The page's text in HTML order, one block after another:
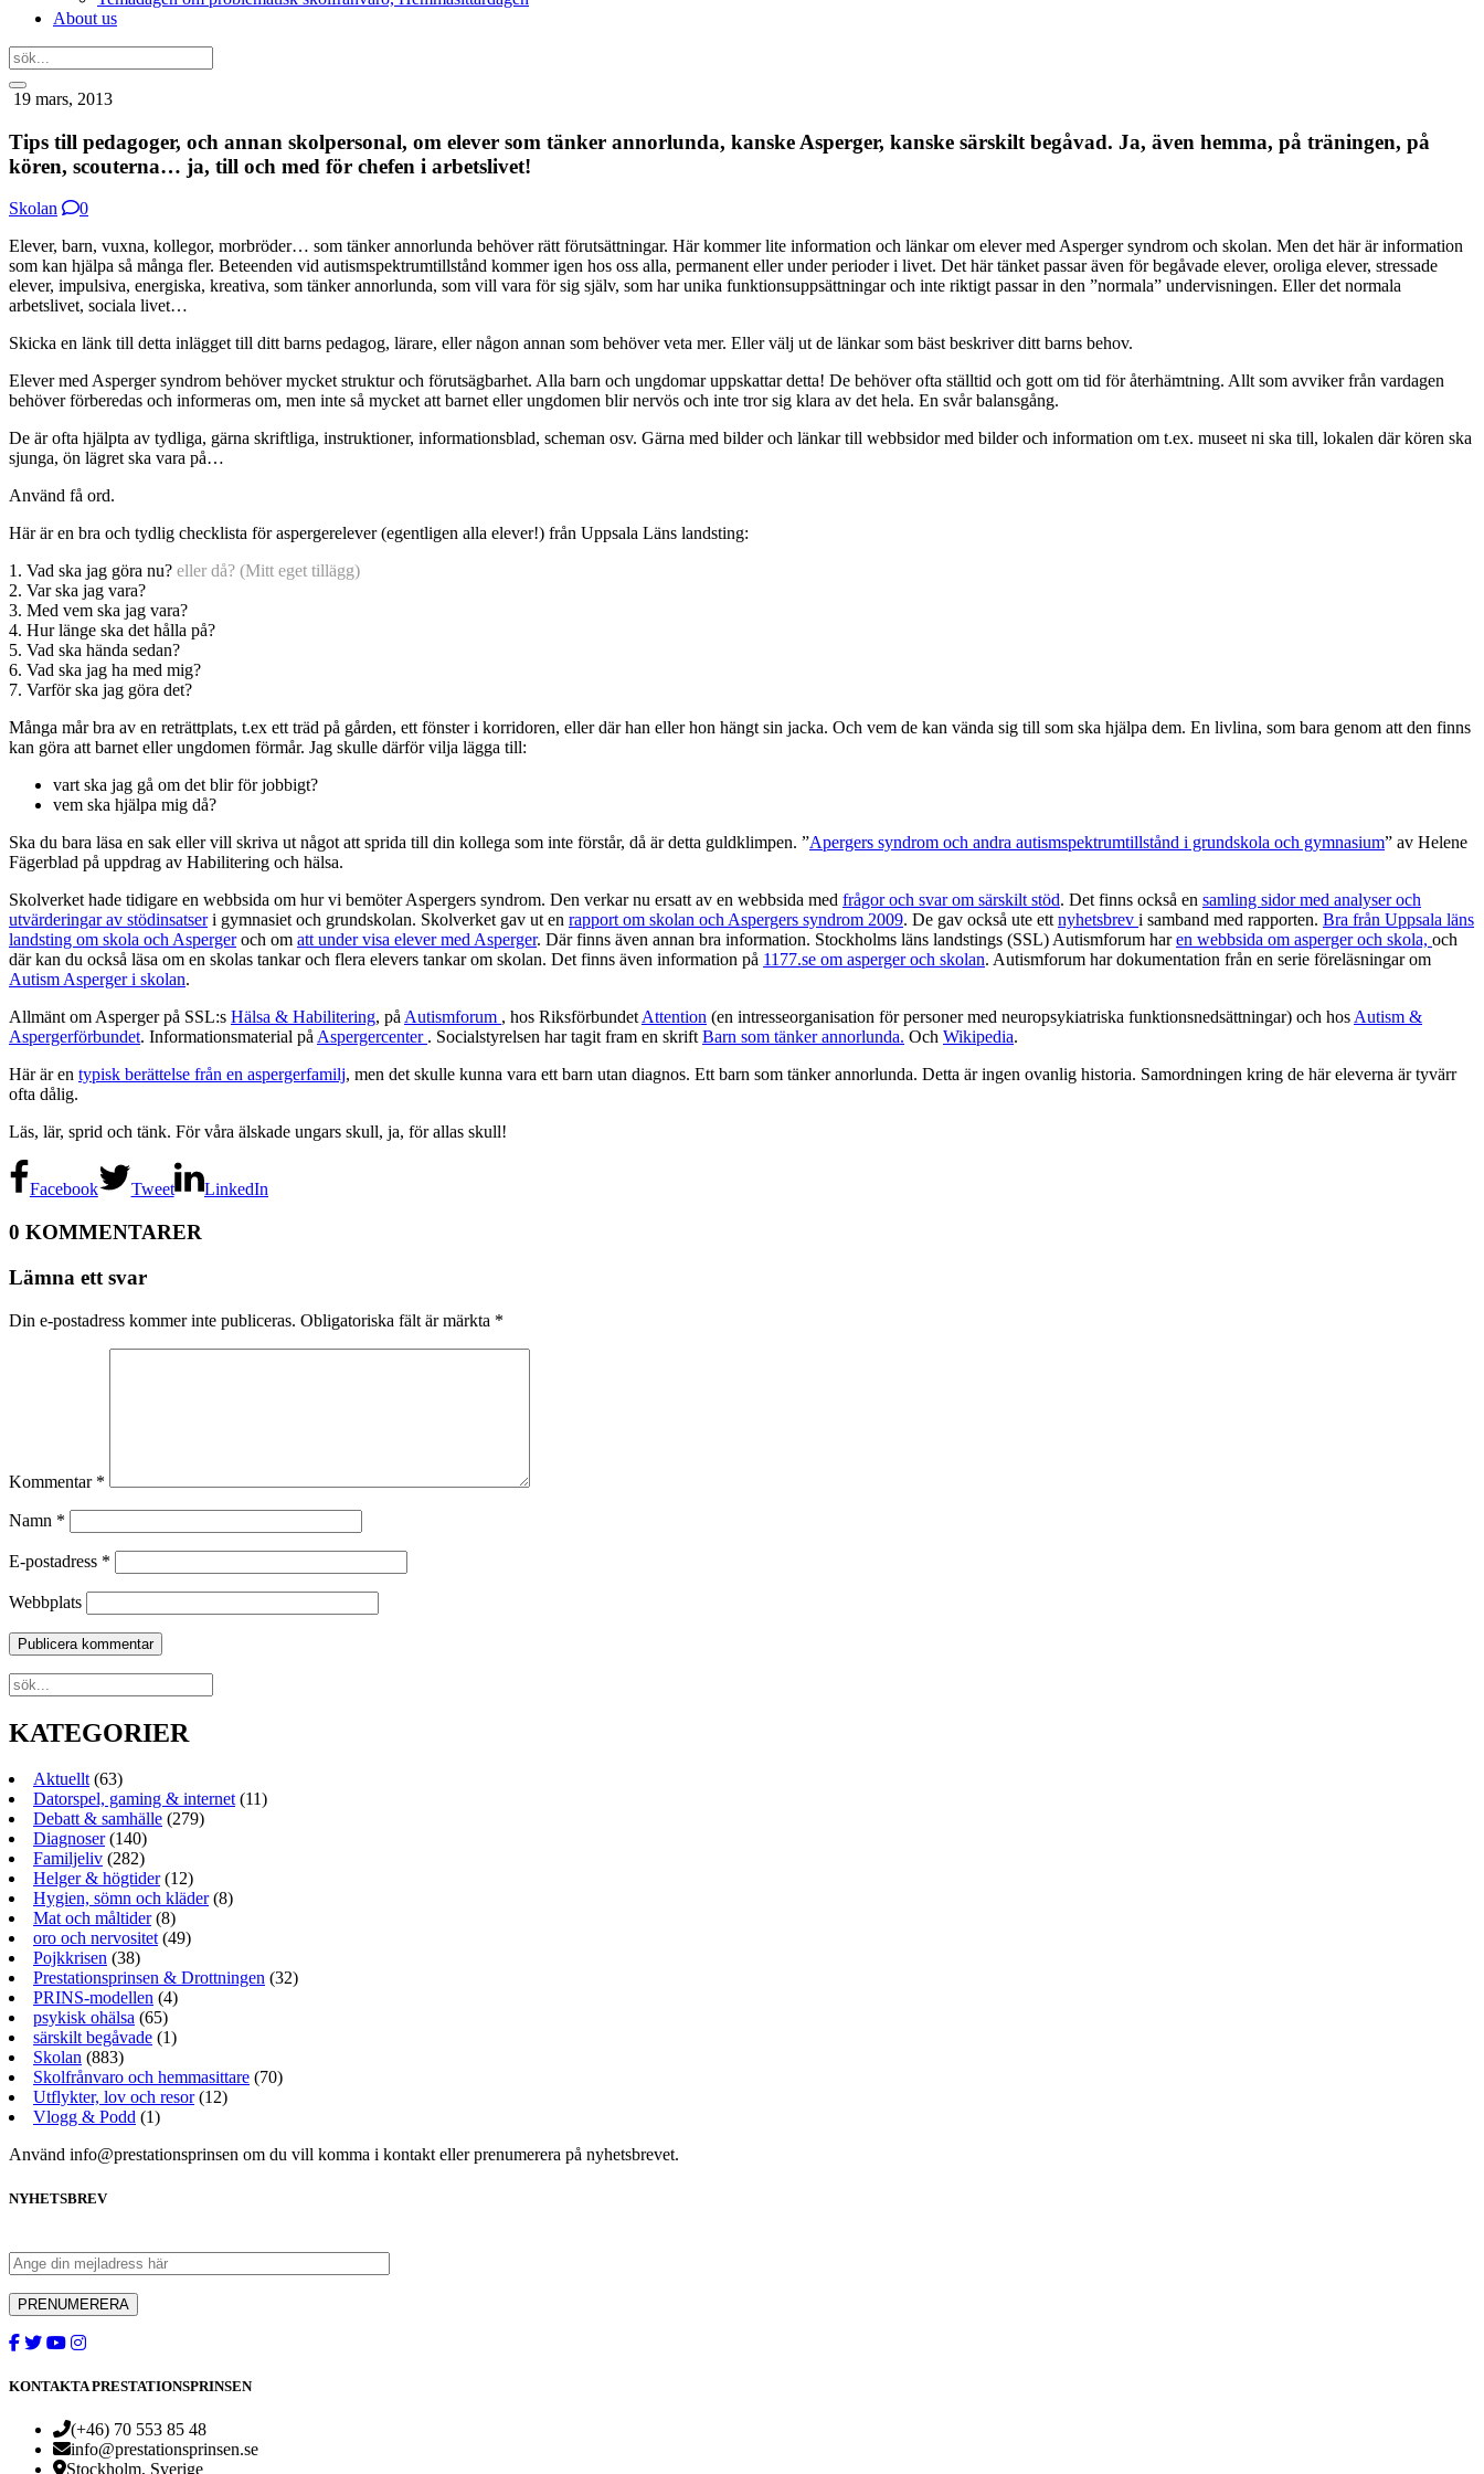
About us
19 mars, 2013
Tips till pedagoger, och annan skolpersonal, om elever som tänker annorlunda, kanske Asperger, kanske särskilt begåvad. Ja, även hemma, på träningen, på
kören, scouterna… ja, till och med för chefen i arbetslivet!
Skolan
0
Elever, barn, vuxna, kollegor, morbröder… som tänker annorlunda behöver rätt förutsättningar. Här kommer lite information och länkar om elever med Asperger syndrom och skolan. Men det här är information
som kan hjälpa så många fler. Beteenden vid autismspektrumtillstånd kommer igen hos oss alla, permanent eller under perioder i livet. Det här tänket passar även för begåvade elever, oroliga elever, stressade
elever, impulsiva, energiska, kreativa, som tänker annorlunda, som vill vara för sig själv, som har unika funktionsuppsättningar och inte riktigt passar in den ”normala” undervisningen. Eller det normala
arbetslivet, sociala livet…
Skicka en länk till detta inlägget till ditt barns pedagog, lärare, eller någon annan som behöver veta mer. Eller välj ut de länkar som bäst beskriver ditt barns behov.
Elever med Asperger syndrom behöver mycket struktur och förutsägbarhet. Alla barn och ungdomar uppskattar detta! De behöver ofta ställtid och gott om tid för återhämtning. Allt som avviker från vardagen
behöver förberedas och informeras om, men inte så mycket att barnet eller ungdomen blir nervös och inte tror sig klara av det hela. En svår balansgång.
De är ofta hjälpta av tydliga, gärna skriftliga, instruktioner, informationsblad, scheman osv. Gärna med bilder och länkar till webbsidor med bilder och information om t.ex. museet ni ska till, lokalen där kören ska
sjunga, ön lägret ska vara på…
Använd få ord.
Här är en bra och tydlig checklista för aspergerelever (egentligen alla elever!) från Uppsala Läns landsting:
1. Vad ska jag göra nu? eller då? (Mitt eget tillägg)
2. Var ska jag vara?
3. Med vem ska jag vara?
4. Hur länge ska det hålla på?
5. Vad ska hända sedan?
6. Vad ska jag ha med mig?
7. Varför ska jag göra det?
Många mår bra av en reträttplats, t.ex ett träd på gården, ett fönster i korridoren, eller där han eller hon hängt sin jacka. Och vem de kan vända sig till som ska hjälpa dem. En livlina, som bara genom att den finns
kan göra att barnet eller ungdomen förmår. Jag skulle därför vilja lägga till:
vart ska jag gå om det blir för jobbigt?
vem ska hjälpa mig då?
Ska du bara läsa en sak eller vill skriva ut något att sprida till din kollega som inte förstår, då är detta guldklimpen. ”Apergers syndrom och andra autismspektrumtillstånd i grundskola och gymnasium” av Helene
Fägerblad på uppdrag av Habilitering och hälsa.
Skolverket hade tidigare en webbsida om hur vi bemöter Aspergers syndrom. Den verkar nu ersatt av en webbsida med frågor och svar om särskilt stöd. Det finns också en samling sidor med analyser och
utvärderingar av stödinsatseri gymnasiet och grundskolan. Skolverket gav ut en rapport om skolan och Aspergers syndrom 2009. De gav också ute ettnyhetsbrev i samband med rapporten. Bra från Uppsala läns
landsting om skola och Aspergeroch om att under visa elever med Asperger. Där finns även annan bra information. Stockholms läns landstings (SSL) Autismforum haren webbsida om asperger och skola, och
där kan du också läsa om en skolas tankar och flera elevers tankar om skolan. Det finns även information på 1177.se om asperger och skolan. Autismforum har dokumentation från en serie föreläsningar om
Autism Asperger i skolan.
Allmänt om Asperger på SSL:s Hälsa & Habilitering, påAutismforum , hos RiksförbundetAttention (en intresseorganisation för personer med neuropsykiatriska funktionsnedsättningar) och hosAutism &
Aspergerförbundet. Informationsmaterial påAspergercenter . Socialstyrelsen har tagit fram en skriftBarn som tänker annorlunda. Och Wikipedia.
Här är en typisk berättelse från en aspergerfamilj, men det skulle kunna vara ett barn utan diagnos. Ett barn som tänker annorlunda. Detta är ingen ovanlig historia. Samordningen kring de här eleverna är tyvärr
ofta dålig.
Läs, lär, sprid och tänk. För våra älskade ungars skull, ja, för allas skull!
Facebook Tweet LinkedIn
0 KOMMENTARER
Lämna ett svar
Din e-postadress kommer inte publiceras. Obligatoriska fält är märkta *
Kommentar *
Namn *
E-postadress *
Webbplats
KATEGORIER
Aktuellt(63)
Datorspel, gaming & internet(11)
Debatt & samhälle (279)
Diagnoser(140)
Familjeliv (282)
Helger & högtider(12)
Hygien, sömn och kläder(8)
Mat och måltider(8)
oro och nervositet(49)
Pojkkrisen (38)
Prestationsprinsen & Drottningen (32)
PRINS-modellen (4)
psykisk ohälsa (65)
särskilt begåvade (1)
Skolan (883)
Skolfrånvaro och hemmasittare (70)
Utflykter, lov och resor(12)
Vlogg & Podd (1)
Använd info@prestationsprinsen om du vill komma i kontakt eller prenumerera på nyhetsbrevet.
NYHETSBREV
KONTAKTA PRESTATIONSPRINSEN
(+46) 70 553 85 48
info@prestationsprinsen.se
Stockholm, Sverige